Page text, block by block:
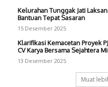
Kelurahan Tunggak Jati
Bantuan Tepat Sasaran
15 Desember 2025
Klarifikasi Kemacetan Proyek
CV Karya Bersama Sejahtera
13 Desember 2025
Muat